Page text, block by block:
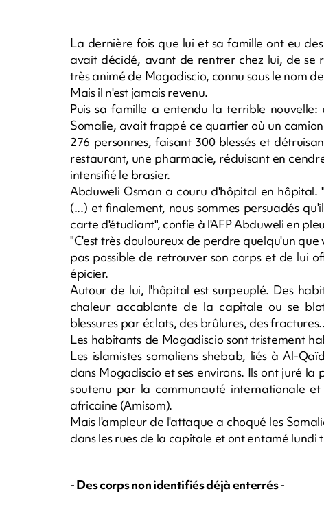
La dernière fois que lui et sa famille ont eu
avait décidé, avant de rentrer chez lui, de
très animé de Mogadiscio, connu sous le nom
Mais il n'est jamais revenu.
Puis sa famille a entendu la terrible
Somalie, avait frappé ce quartier où un
276 personnes, faisant 300 blessés et
restaurant, une pharmacie, réduisant en
intensifié le brasier.
Abduweli Osman a couru d'hôpital en
(...) et finalement, nous sommes persuadés
carte d'étudiant", confie à l'AFP Abduweli en
"C'est très douloureux de perdre quelqu'un
pas possible de retrouver son corps et de lui
épicier.
Autour de lui, l'hôpital est surpeuplé. Des
chaleur accablante de la capitale ou se
blessures par éclats, des brûlures, des
Les habitants de Mogadiscio sont tristement
Les islamistes somaliens shebab, liés à Al-
dans Mogadiscio et ses environs. Ils ont juré
soutenu par la communauté internationale
africaine (Amisom).
Mais l'ampleur de l'attaque a choqué les
dans les rues de la capitale et ont entamé lundi
- Des corps non identifiés déjà enterrés -